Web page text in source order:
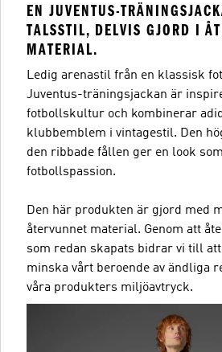
EN JUVENTUS-
TALSSTIL, DELVIS GJORD I
MATERIAL.
Ledig arenastil från en klassisk
Juventus-träningsjackan är
fotbollskultur och kombinerar
klubbemblem i vintagestil. Den
den ribbade fållen ger en look
fotbollspassion.
Den här produkten är gjord med
återvunnet material. Genom att
som redan skapats bidrar vi till
minska vårt beroende av ändliga
våra produkters miljöavtryck.